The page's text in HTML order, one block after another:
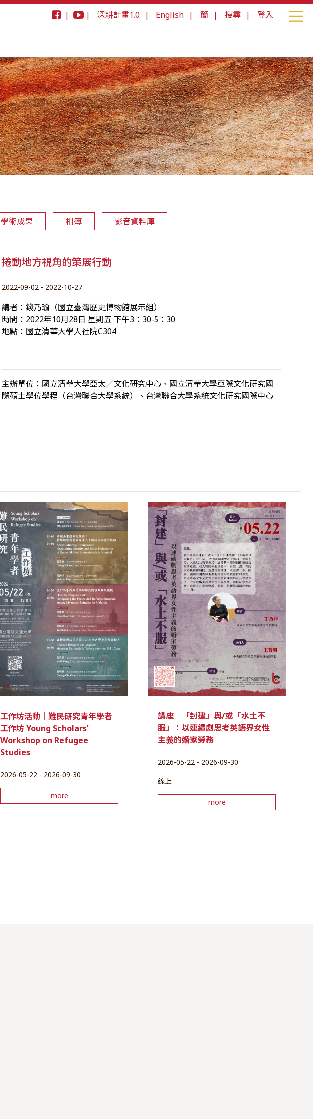
| | 深耕計畫1.0 | English | 簡 | 搜尋 | 登入
學術成果 相簿 影音資料庫
捲動地方視角的策展行動
2022-09-02 - 2022-10-27
講者：錢乃瑜（國立臺灣歷史博物館展示組）
時間：2022年10月28日 星期五 下午3：30-5：30
地點：國立清華大學人社院C304
主辦單位：國立清華大學亞太／文化研究中心、國立清華大學亞際文化研究國
際碩士學位學程（台灣聯合大學系統）、台灣聯合大學系統文化研究國際中心
工作坊活動｜難民研究青年學者
工作坊 Young Scholars’
Workshop on Refugee
Studies
2026-05-22 - 2026-09-30
more
講座｜「封建」與/或「水土不
服」：以連續劇思考英語界女性
主義的婚家勞務
2026-05-22 - 2026-09-30
線上
more